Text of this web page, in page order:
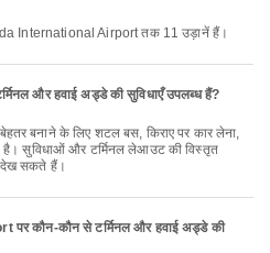
International Airport तक 11 उड़ानें हैं।
और हवाई अड्डे की सुविधाएँ उपलब्ध हैं?
है। सुविधाओं और टर्मिनल लेआउट की विस्तृत
देख सकते हैं।
कौन-कौन से टर्मिनल और हवाई अड्डे की